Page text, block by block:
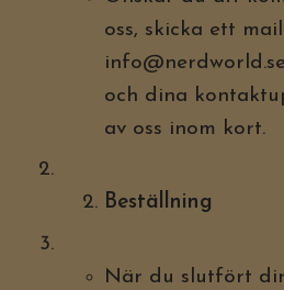
oss, skicka ett mail
info@nerdworld.se
och dina
av oss inom kort.
Beställning
När du slutfört